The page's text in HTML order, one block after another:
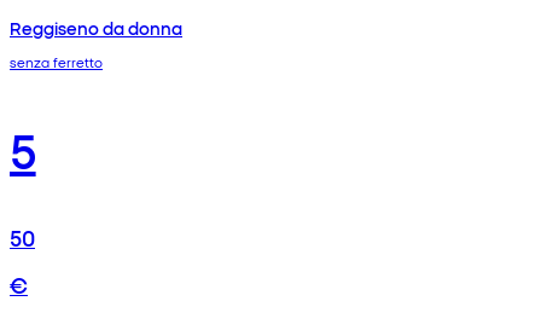
Reggiseno da donna
senza ferretto
5
50
€